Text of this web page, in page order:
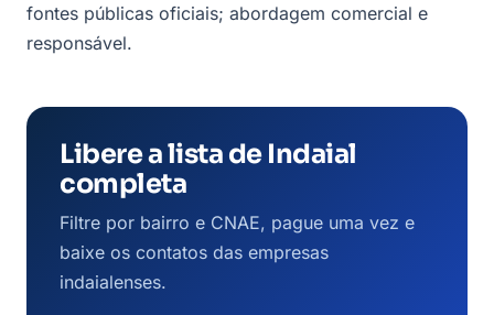
fontes públicas oficiais; abordagem comercial e
responsável.
Libere a lista de Indaial
completa
Filtre por bairro e CNAE, pague uma vez e
baixe os contatos das empresas
indaialenses.